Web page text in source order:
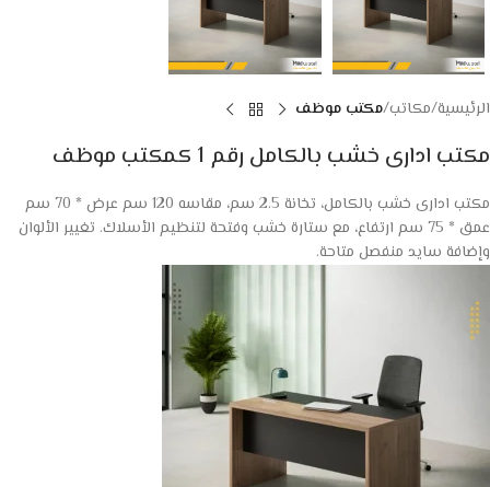
الرئيسية مكاتب مكتب موظف
مكتب ادارى خشب بالكامل رقم 1 كمكتب موظف
مكتب ادارى خشب بالكامل، تخانة 2.5 سم، مقاسه 120 سم عرض * 70 سم
عمق * 75 سم ارتفاع، مع ستارة خشب وفتحة لتنظيم الأسلاك. تغيير الألوان
وإضافة سايد منفصل متاحة.